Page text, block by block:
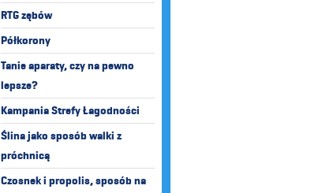
RTG zębów
Półkorony
Tanie aparaty, czy na pewno
lepsze?
Kampania Strefy Łagodności
Ślina jako sposób walki z
próchnicą
Czosnek i propolis, sposób na